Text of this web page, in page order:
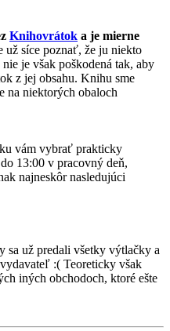
Knihovrátok a je mierne
už síce poznať, že ju niekto
je však poškodená tak, aby
z jej obsahu. Knihu sme
na niektorých obaloch
vám vybrať prakticky
13:00 v pracovný deň,
najneskôr nasledujúci
sa už predali všetky výtlačky a
:( Teoreticky však
iných obchodoch, ktoré ešte